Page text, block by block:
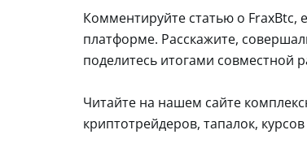
Комментируйте статью о FraxBtc,
платформе. Расскажите,
поделитесь итогами совместной
Читайте на нашем сайте
криптотрейдеров, тапалок,